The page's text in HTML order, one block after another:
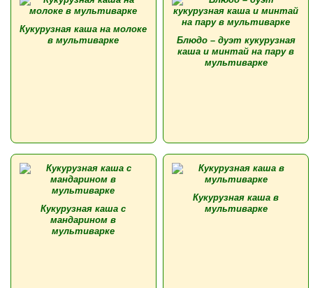
Кукурузная каша на молоке
в мультиварке
Блюдо – дуэт кукурузная
каша и минтай на пару в
мультиварке
Кукурузная каша с
мандарином в
мультиварке
Кукурузная каша в
мультиварке